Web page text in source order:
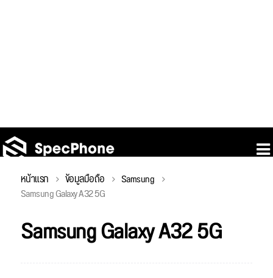
หน้าแรก ข้อมูลมือถือ Samsung
Samsung Galaxy A32 5G
Samsung Galaxy A32 5G